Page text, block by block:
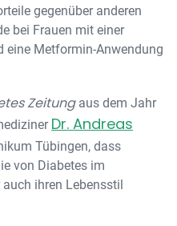
gegenüber anderen
bei Frauen mit einer
eine Metformin-Anwendung
Zeitungaus dem Jahr
Dr. Andreas
Tübingen, dass
von Diabetes im
ihren Lebensstil